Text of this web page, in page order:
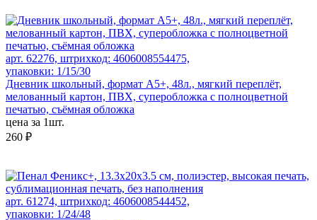
арт. 62276, штрихкод: 4606008554475,
упаковки: 1/15/30
Дневник школьный, формат А5+, 48л., мягкий переплёт,
мелованный картон, ПВХ, суперобложка с полноцветной
печатью, съёмная обложка
цена за 1шт.
260 ₽
арт. 61274, штрихкод: 4606008544452,
упаковки: 1/24/48